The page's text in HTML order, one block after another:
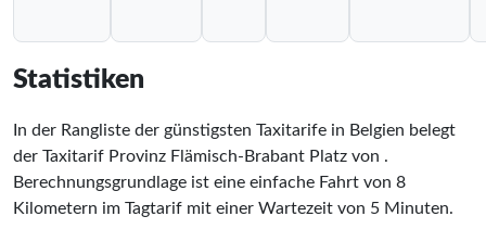
Statistiken
In der Rangliste der günstigsten Taxitarife in Belgien belegt
der Taxitarif Provinz Flämisch-Brabant Platz von .
Berechnungsgrundlage ist eine einfache Fahrt von 8
Kilometern im Tagtarif mit einer Wartezeit von 5 Minuten.